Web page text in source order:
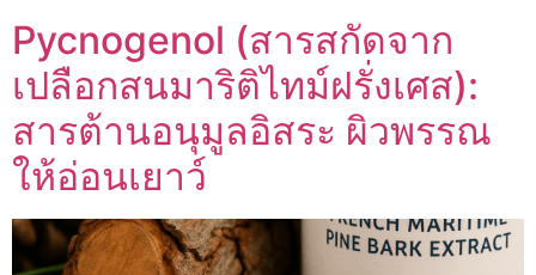
Pycnogenol (สารสกัดจาก
เปลือกสนมาริติไทม์ฝรั่งเศส):
สารต้านอนุมูลอิสระ ผิวพรรณ
ให้อ่อนเยาว์